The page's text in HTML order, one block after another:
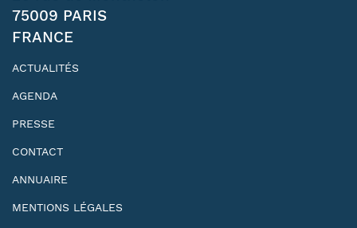
75009 PARIS
FRANCE
ACTUALITÉS
AGENDA
PRESSE
CONTACT
ANNUAIRE
MENTIONS LÉGALES